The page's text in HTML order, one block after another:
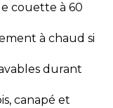
couette à 60
à chaud si
durant
canapé et